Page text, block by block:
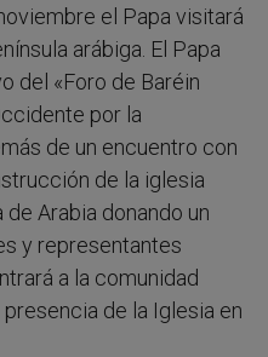
el Papa visitará
arábiga. El Papa
del «Foro de Baréin
por la
de un encuentro con
de la iglesia
Arabia donando un
y representantes
a la comunidad
de la Iglesia en